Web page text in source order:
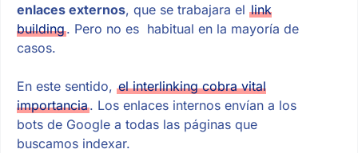
enlaces externos, que se trabajara el link
building. Pero no es habitual en la mayoría de
casos.
En este sentido, el interlinking cobra vital
importancia. Los enlaces internos envían a los
bots de Google a todas las páginas que
buscamos indexar.